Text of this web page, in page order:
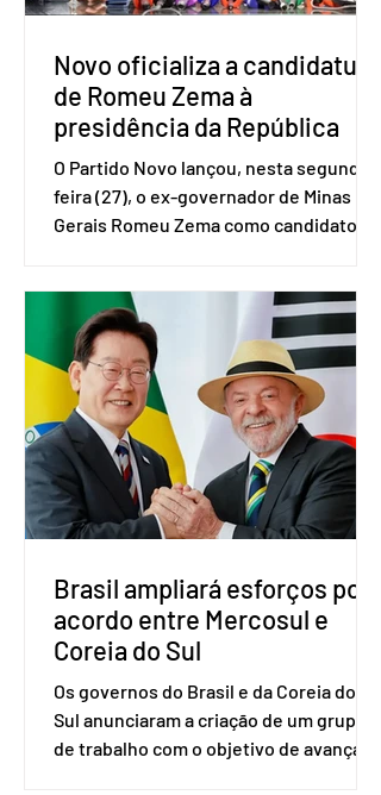
atingiram o maior rendime
Novo oficializa a candidatura
de Romeu Zema à
presidência da República
O Partido Novo lançou, nesta segunda-
feira (27), o ex-governador de Minas
Gerais Romeu Zema como candidato à
Brasília. O Novo ainda não definiu quem
vai compor a chapa como candidato a
vice-presidente. A convenção contou
com a presença do presidente nacional
do partido, Eduardo Ribeiro, e do
senador Eduardo Girão, filiado ao Novo
desde fevereiro de 2023. Formado em
administração de empresas pela
Fundaç
Brasil ampliará esforços por
acordo entre Mercosul e
Coreia do Sul
Os governos do Brasil e da Coreia do
Sul anunciaram a criação de um grupo
de trabalho com o objetivo de avançar